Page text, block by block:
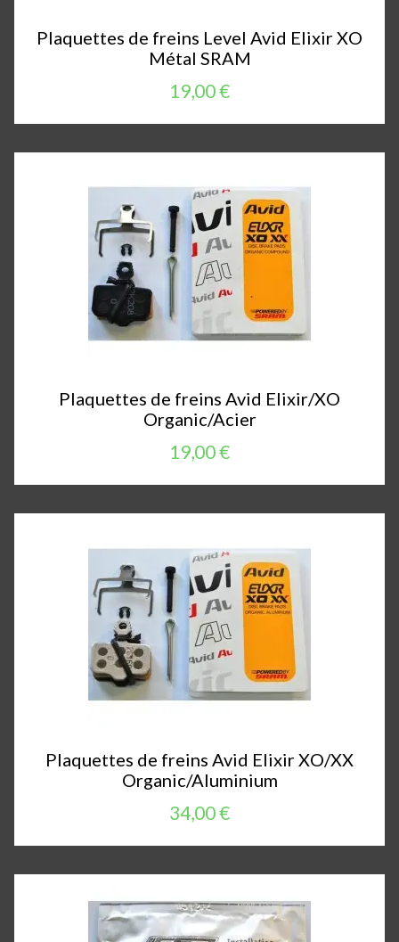
Plaquettes de freins Level Avid Elixir XO
Métal SRAM
19,00 €
Plaquettes de freins Avid Elixir/XO
Organic/Acier
19,00 €
Plaquettes de freins Avid Elixir XO/XX
Organic/Aluminium
34,00 €